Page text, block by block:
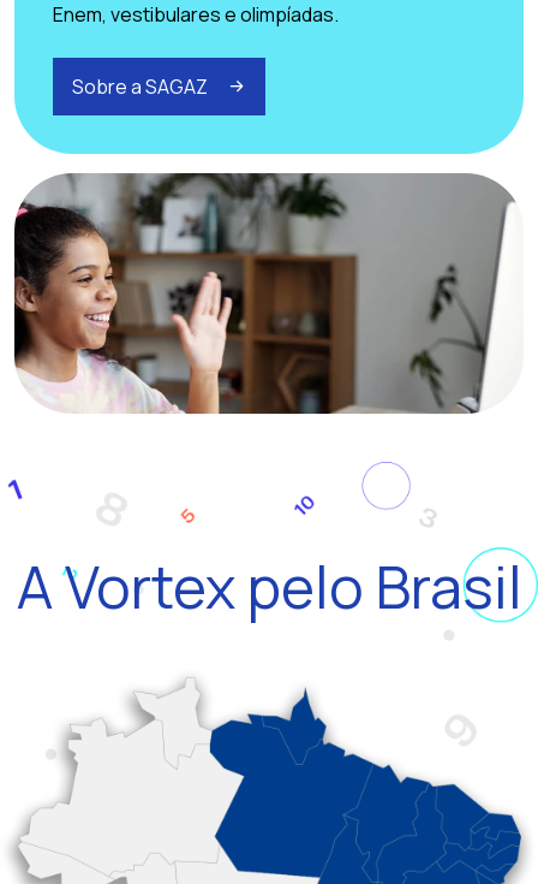
Enem, vestibulares e olimpíadas.
Sobre a SAGAZ
A Vortex pelo Brasil